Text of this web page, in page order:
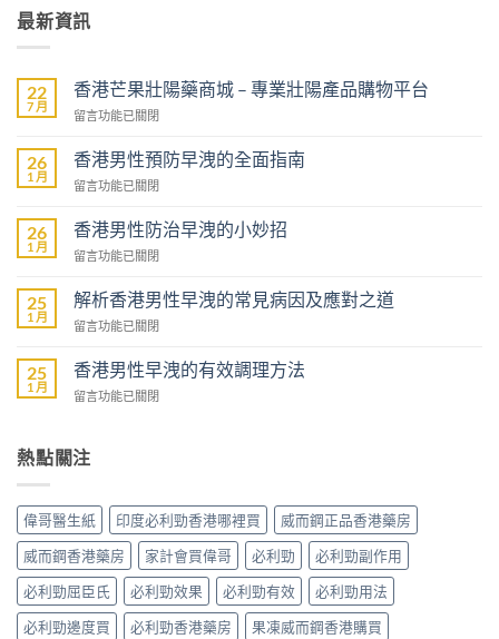
最新資訊
22
7 月
香港芒果壯陽藥商城 – 專業壯陽產品購物平台
在
港
芒
果
陽
藥
商
–
專
壯
陽
產
物
中
留言功能已關閉
26
1 月
香港男性預防早洩的全面指南
在
港
男
性
防
早
洩
全
面
中
留言功能已關閉
26
1 月
香港男性防治早洩的小妙招
在
港
男
性
治
早
洩
妙
留言功能已關閉
25
1 月
解析香港男性早洩的常見病因及應對之道
在
析
香
港
早
常
見
病
因
及
應
對
留言功能已關閉
25
1 月
香港男性早洩的有效調理方法
在
男
性
洩
的
有
效
調
理
方
留言功能已關閉
熱點關注
偉哥醫生紙 印度必利勁香港哪裡買
威而鋼正品香港藥房
威而鋼香港藥房
家計會買偉哥 必利勁
必利勁副作用
必利勁屈臣氏
必利勁效果 必利勁有效
必利勁用法
必利勁邊度買
必利勁香港藥房 果凍威而鋼香港購買